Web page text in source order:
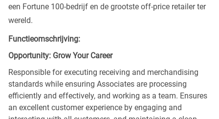
een Fortune 100-bedrijf en de grootste off-price retailer ter
wereld.
Functieomschrijving:
Opportunity: Grow Your Career
Responsible for executing receiving and merchandising
standards while ensuring Associates are processing
efficiently and effectively, and working as a team. Ensures
an excellent customer experience by engaging and